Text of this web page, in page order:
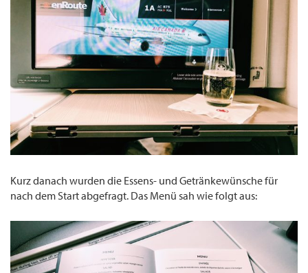
Kurz danach wurden die Essens- und Getränkewünsche für
nach dem Start abgefragt. Das Menü sah wie folgt aus: